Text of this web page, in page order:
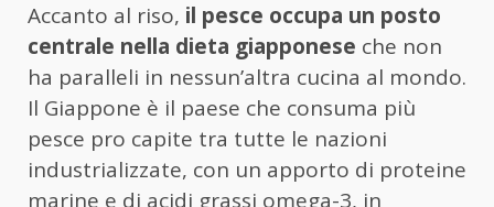
Accanto al riso, il pesce occupa un posto
centrale nella dieta giapponese che non
ha paralleli in nessun’altra cucina al mondo.
Il Giappone è il paese che consuma più
pesce pro capite tra tutte le nazioni
industrializzate, con un apporto di proteine
marine e di acidi grassi omega-3, in